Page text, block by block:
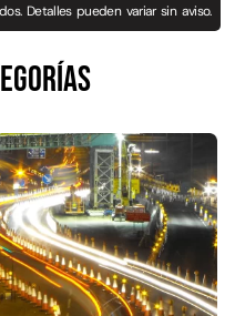
Detalles pueden variar sin aviso.